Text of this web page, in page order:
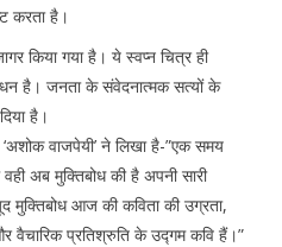
करता है।
किया गया है। ये स्वप्न चित्र ही
है। जनता के संवेदनात्मक सत्यों के
है।
वाजपेयी’ ने लिखा है-”एक समय
वही अब मुक्तिबोध की है अपनी सारी
आज की कविता की उग्रता,
वैचारिक प्रतिश्रुति के उद्गम कवि हैं।”